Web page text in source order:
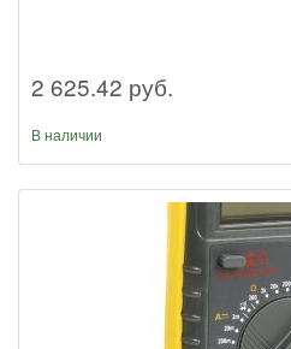
2 625.42 руб.
В наличии